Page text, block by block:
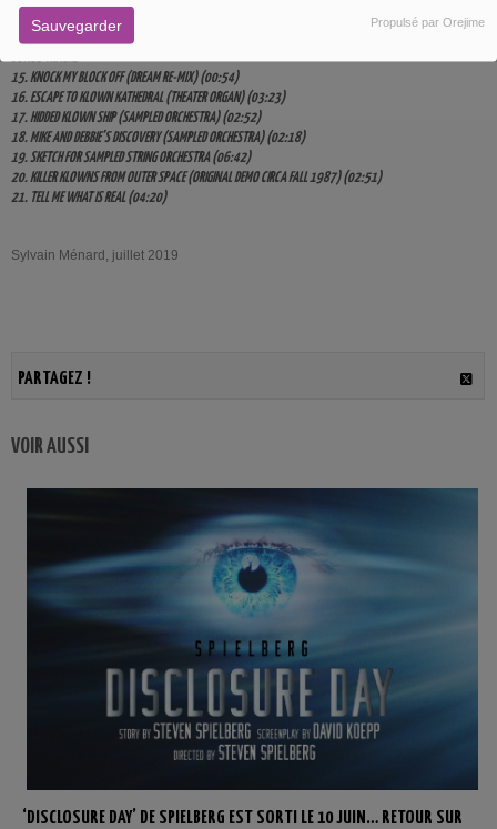
Sauvegarder Propulsé par Orejime
13. ESCAPE FROM KLOWN KATHEDRAL (03:18)
14. FINAL KLOWNFRONTATION (04:04)
BONUS TRACKS
15. KNOCK MY BLOCK OFF (DREAM RE-MIX) (00:54)
16. ESCAPE TO KLOWN KATHEDRAL (THEATER ORGAN) (03:23)
17. HIDDED KLOWN SHIP (SAMPLED ORCHESTRA) (02:52)
18. MIKE AND DEBBIE’S DISCOVERY (SAMPLED ORCHESTRA) (02:18)
19. SKETCH FOR SAMPLED STRING ORCHESTRA (06:42)
20. KILLER KLOWNS FROM OUTER SPACE (ORIGINAL DEMO CIRCA FALL 1987) (02:51)
21. TELL ME WHAT IS REAL (04:20)
Sylvain Ménard, juillet 2019
PARTAGEZ !
VOIR AUSSI
‘DISCLOSURE DAY’ DE SPIELBERG EST SORTI LE 10 JUIN… RETOUR SUR